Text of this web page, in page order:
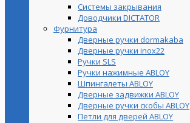
Cистемы закрывания
Доводчики DICTATOR
Фурнитура
Дверные ручки dormakaba
Дверные ручки inox22
Ручки SLS
Ручки нажимные ABLOY
Шпингалеты ABLOY
Дверные задвижки ABLOY
Дверные ручки скобы ABLOY
Петли для дверей ABLOY